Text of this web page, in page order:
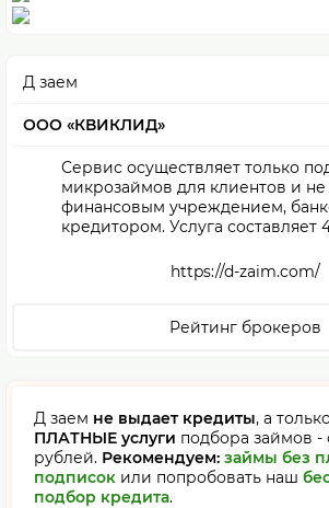
Д заем
ООО «КВИКЛИД»
Сервис осуществляет только
микрозаймов для клиентов и не
финансовым учреждением,
кредитором. Услуга составляет
https://d-zaim.com/
Рейтинг брокеров
Д заем не выдает кредиты, а
ПЛАТНЫЕ услуги подбора займов -
рублей. Рекомендуем: займы без
подписок или попробовать наш
подбор кредита.